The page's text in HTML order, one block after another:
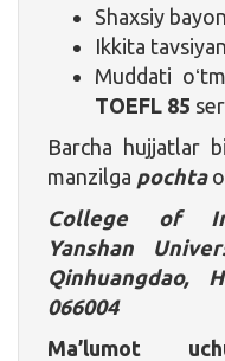
Shaxsiy
Ikkita
Muddati
TOEFL 85
Barcha hujjatlar
manzilga pochta
College of
Yanshan
Qinhuangdao,
066004
Ma’lumot